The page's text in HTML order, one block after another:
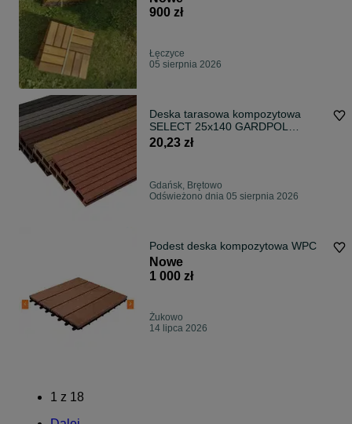
900 zł
Łęczyce
05 sierpnia 2026
Deska tarasowa kompozytowa
SELECT 25x140 GARDPOL
POLSKA
20,23 zł
Gdańsk, Brętowo
Odświeżono dnia 05 sierpnia 2026
Podest deska kompozytowa WPC
Nowe
1 000 zł
Żukowo
14 lipca 2026
1 z 18